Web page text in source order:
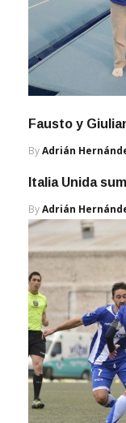
Fausto y
ByAdrián
Italia Unida
ByAdrián